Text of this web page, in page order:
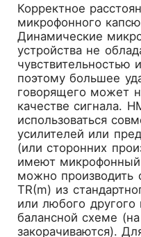
Корректное
микрофонного
Динамические
устройства не
чувствительностью
поэтому большее
говорящего может
качестве сигнала.
использоваться
усилителей или
(или сторонних
имеют
можно
TR(m) из
или любого
балансной схеме
закорачиваются).